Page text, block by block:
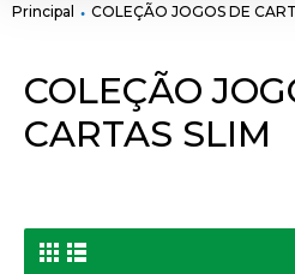
Principal COLEÇÃO JOGOS DE
COLEÇÃO
CARTAS SLIM